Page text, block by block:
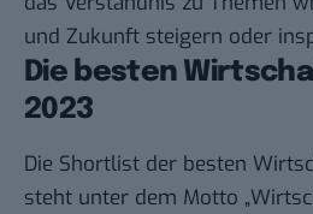
und Zukunft steigern oder
Die besten
2023
Die Shortlist der besten
steht unter dem Motto